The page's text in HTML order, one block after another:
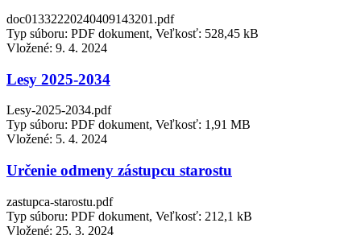
doc01332220240409143201.pdf
Typ súboru: PDF dokument, Veľkosť: 528,45 kB
Vložené: 9. 4. 2024
Lesy 2025-2034
Lesy-2025-2034.pdf
Typ súboru: PDF dokument, Veľkosť: 1,91 MB
Vložené: 5. 4. 2024
Určenie odmeny zástupcu starostu
zastupca-starostu.pdf
Typ súboru: PDF dokument, Veľkosť: 212,1 kB
Vložené: 25. 3. 2024